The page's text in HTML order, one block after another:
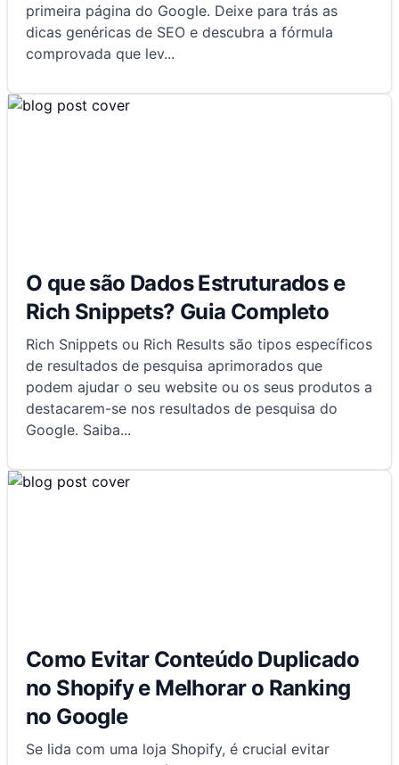
primeira página do Google. Deixe para trás as
dicas genéricas de SEO e descubra a fórmula
comprovada que lev...
O que são Dados Estruturados e
Rich Snippets? Guia Completo
Rich Snippets ou Rich Results são tipos específicos
de resultados de pesquisa aprimorados que
podem ajudar o seu website ou os seus produtos a
destacarem-se nos resultados de pesquisa do
Google. Saiba...
Como Evitar Conteúdo Duplicado
no Shopify e Melhorar o Ranking
no Google
Se lida com uma loja Shopify, é crucial evitar